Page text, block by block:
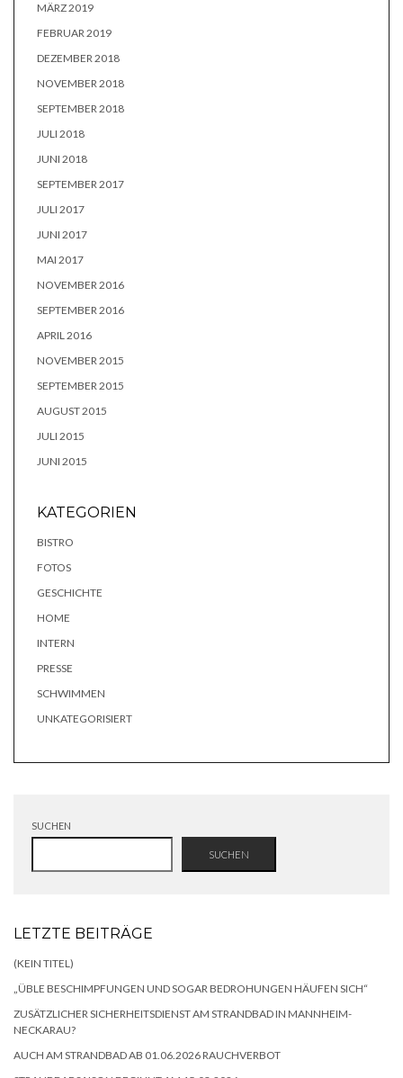
MÄRZ 2019
FEBRUAR 2019
DEZEMBER 2018
NOVEMBER 2018
SEPTEMBER 2018
JULI 2018
JUNI 2018
SEPTEMBER 2017
JULI 2017
JUNI 2017
MAI 2017
NOVEMBER 2016
SEPTEMBER 2016
APRIL 2016
NOVEMBER 2015
SEPTEMBER 2015
AUGUST 2015
JULI 2015
JUNI 2015
KATEGORIEN
BISTRO
FOTOS
GESCHICHTE
HOME
INTERN
PRESSE
SCHWIMMEN
UNKATEGORISIERT
SUCHEN
SUCHEN
LETZTE BEITRÄGE
(KEIN TITEL)
„ÜBLE BESCHIMPFUNGEN UND SOGAR BEDROHUNGEN HÄUFEN SICH“
ZUSÄTZLICHER SICHERHEITSDIENST AM STRANDBAD IN MANNHEIM-
NECKARAU?
AUCH AM STRANDBAD AB 01.06.2026 RAUCHVERBOT